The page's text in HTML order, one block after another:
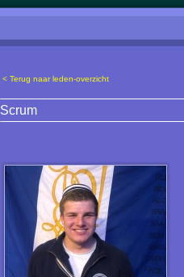
< Terug naar leden-overzicht
Scrum